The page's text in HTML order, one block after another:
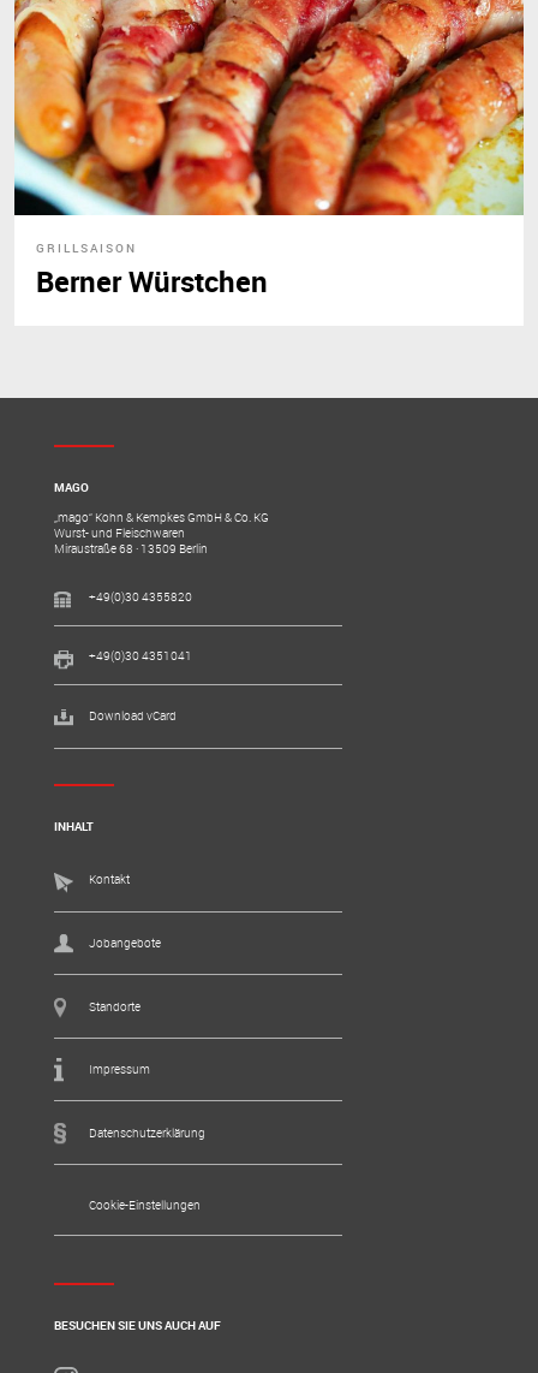
GRILLSAISON
Berner Würstchen
MAGO
„mago“ Kohn & Kempkes GmbH & Co. KG
Wurst- und Fleischwaren
Miraustraße 68 · 13509 Berlin
+49(0)30 4355820
+49(0)30 4351041
Download vCard
INHALT
Kontakt
Jobangebote
Standorte
Impressum
Datenschutzerklärung
Cookie-Einstellungen
BESUCHEN SIE UNS AUCH AUF